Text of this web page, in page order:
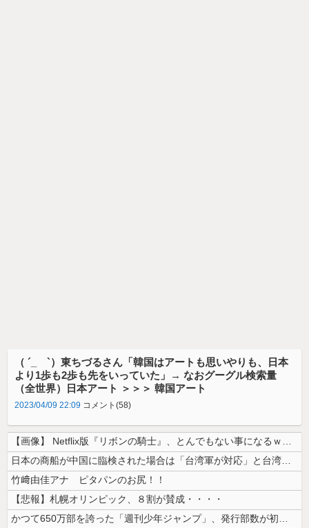
（ ´_ゝ`）東ちづるさん「韓国はアートも思いやりも、日本
より1歩も2歩も先をいっていた」→ なおグーグル検索量
（全世界）日本アート ＞＞＞ 韓国アート
2023/04/09 22:09 コメント(58)
【画像】 Netflix版『リボンの騎士』、とんでもない事になるｗｗｗ...
日本の商船が中国に臨検された場合は「台湾軍が対応」と台湾軍トップ！
竹﨑由佳アナ ピタパンのお尻！！
【悲報】札幌オリンピック、８割が賛成・・・・
かつて650万部を誇った「週刊少年ジャンプ」、発行部数が初の100万部...